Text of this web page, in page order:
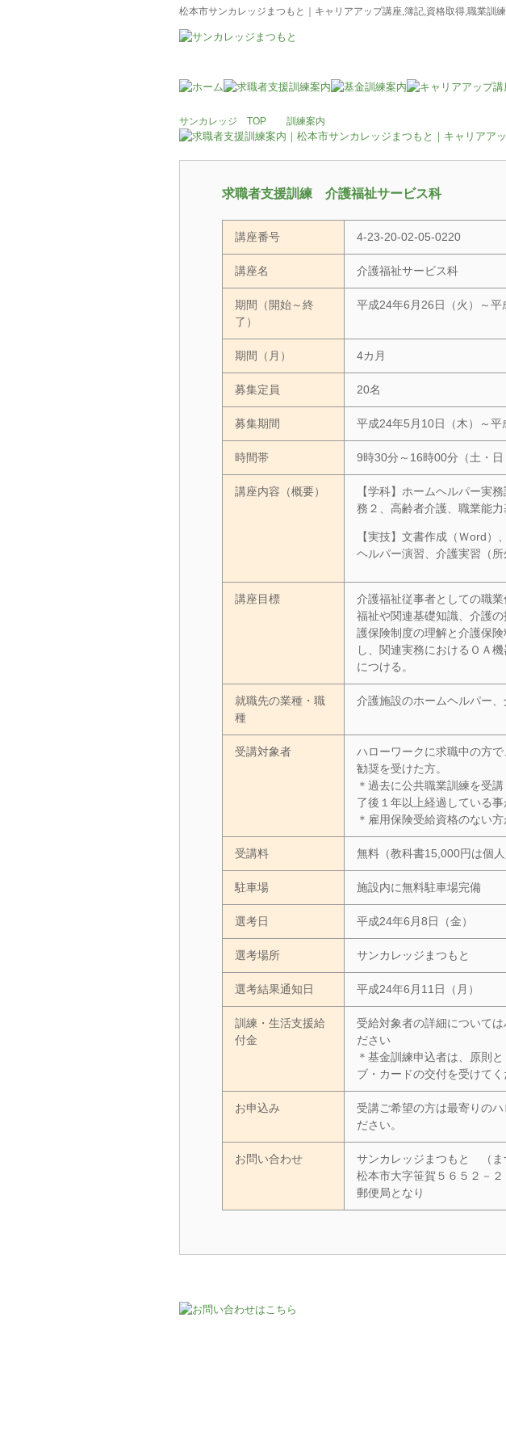
松本市サンカレッジまつもと｜キャリアアップ講座,簿記,資格取得,職業訓練
サンカレッジ TOP 訓練案内
求職者支援訓練 介護福祉サービス科
講座番号 4-23-20-02-05-0220
講座名 介護福祉サービス科
期間（開始～終
了）
平成24年6月26日（火）～平
期間（月） 4カ月
募集定員 20名
募集期間 平成24年5月10日（木）～平
時間帯 9時30分～16時00分（土・
講座内容（概要）
【学科】ホームヘルパー実
務２、高齢者介護、職業能
【実技】文書作成（Ｗord）
ヘルパー演習、介護実習（
講座目標
介護福祉従事者としての職
福祉や関連基礎知識、介護
護保険制度の理解と介護保
し、関連実務におけるＯＡ
につける。
就職先の業種・職
種
介護施設のホームヘルパー
受講対象者
ハローワークに求職中の方
勧奨を受けた方。
＊過去に公共職業訓練を受
了後１年以上経過している事
＊雇用保険受給資格のない方
受講料 無料（教科書15,000円は個人
駐車場 施設内に無料駐車場完備
選考日 平成24年6月8日（金）
選考場所 サンカレッジまつもと
選考結果通知日 平成24年6月11日（月）
訓練・生活支援給
付金
受給対象者の詳細について
ださい
＊基金訓練申込者は、原則
ブ・カードの交付を受けてく
お申込み
受講ご希望の方は最寄りの
ださい。
お問い合わせ
サンカレッジまつもと （ま
松本市大字笹賀５６５２－
郵便局となり